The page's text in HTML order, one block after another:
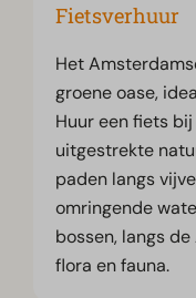
Fietsverhuur
Het
groene oase,
Huur een fiets
uitgestrekte
paden langs
omringende
bossen, langs
flora en fauna.